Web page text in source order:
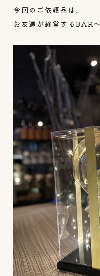
今回のご依頼品は、
お友達が経営するBAR